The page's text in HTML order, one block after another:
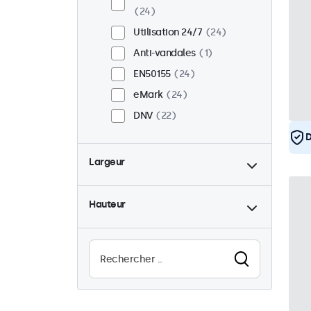
24
Utilisation 24/7
24
Anti-vandales
1
EN50155
24
eMark
24
DNV
22
Largeur
Hauteur